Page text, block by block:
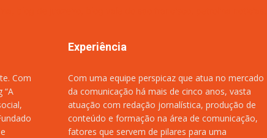
Com
“A
Experiência
Com uma equipe perspicaz que atua no mercado
da comunicação há mais de cinco anos, vasta
atuação com redação jornalística, produção de
conteúdo e formação na área de comunicação,
fatores que servem de pilares para uma